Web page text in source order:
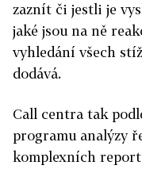
zaznít či jestli je
jaké jsou na ně
vyhledání všech
dodává.
Call centra tak
programu analýzy
komplexních